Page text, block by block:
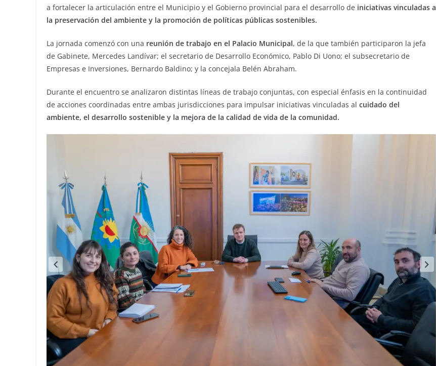
a fortalecer la articulación entre el Municipio y el Gobierno provincial para el desarrollo de iniciativas vinculadas a
la preservación del ambiente y la promoción de políticas públicas sostenibles.
La jornada comenzó con una reunión de trabajo en el Palacio Municipal, de la que también participaron la jefa
de Gabinete, Mercedes Landívar; el secretario de Desarrollo Económico, Pablo Di Uono; el subsecretario de
Empresas e Inversiones, Bernardo Baldino; y la concejala Belén Abraham.
Durante el encuentro se analizaron distintas líneas de trabajo conjuntas, con especial énfasis en la continuidad
de acciones coordinadas entre ambas jurisdicciones para impulsar iniciativas vinculadas al cuidado del
ambiente, el desarrollo sostenible y la mejora de la calidad de vida de la comunidad.